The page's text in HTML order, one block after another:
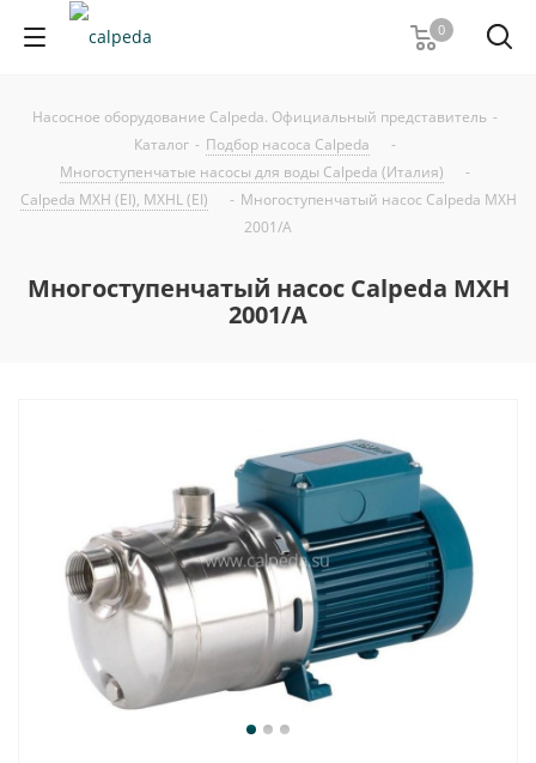
0
Насосное оборудование Calpeda. Официальный представитель -
Каталог - Подбор насоса Calpeda
-
Многоступенчатые насосы для воды Calpeda (Италия)
-
Calpeda MXH (EI), MXHL (EI)
- Многоступенчатый насос Calpeda MXH
2001/A
Многоступенчатый насос Calpeda MXH
2001/A